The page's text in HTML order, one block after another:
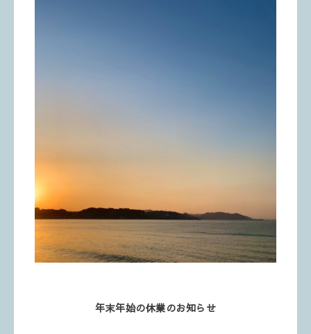
年末年始の休業のお知らせ